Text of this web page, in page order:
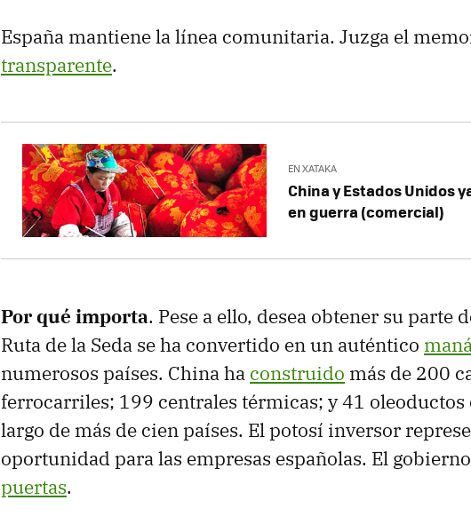
España mantiene la línea comunitaria. Juzga el
transparente.
EN XATAKA
China y Estados Unidos
en guerra (comercial)
Por qué importa. Pese a ello, desea obtener su parte
Ruta de la Seda se ha convertido en un auténtico
numerosos países. China ha construido más de 200
ferrocarriles; 199 centrales térmicas; y 41 oleoductos
largo de más de cien países. El potosí inversor
oportunidad para las empresas españolas. El
puertas.